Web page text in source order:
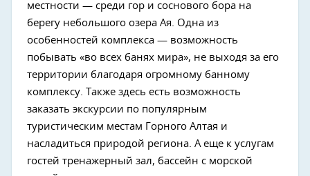
местности — среди гор и соснового бора на
берегу небольшого озера Ая. Одна из
особенностей комплекса — возможность
побывать «во всех банях мира», не выходя за его
территории благодаря огромному банному
комплексу. Также здесь есть возможность
заказать экскурсии по популярным
туристическим местам Горного Алтая и
насладиться природой региона. А еще к услугам
гостей тренажерный зал, бассейн с морской